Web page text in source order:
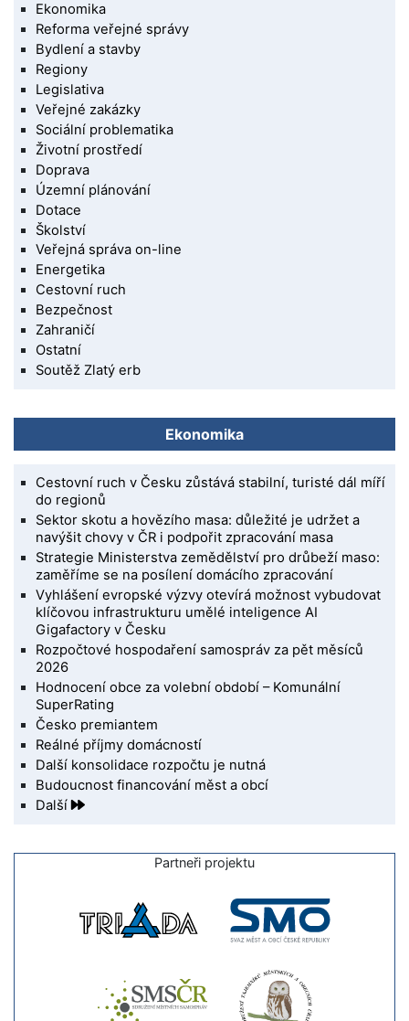
Ekonomika
Reforma veřejné správy
Bydlení a stavby
Regiony
Legislativa
Veřejné zakázky
Sociální problematika
Životní prostředí
Doprava
Územní plánování
Dotace
Školství
Veřejná správa on-line
Energetika
Cestovní ruch
Bezpečnost
Zahraničí
Ostatní
Soutěž Zlatý erb
Ekonomika
Cestovní ruch v Česku zůstává stabilní, turisté dál míří
do regionů
Sektor skotu a hovězího masa: důležité je udržet a
navýšit chovy v ČR i podpořit zpracování masa
Strategie Ministerstva zemědělství pro drůbeží maso:
zaměříme se na posílení domácího zpracování
Vyhlášení evropské výzvy otevírá možnost vybudovat
klíčovou infrastrukturu umělé inteligence AI
Gigafactory v Česku
Rozpočtové hospodaření samospráv za pět měsíců
2026
Hodnocení obce za volební období – Komunální
SuperRating
Česko premiantem
Reálné příjmy domácností
Další konsolidace rozpočtu je nutná
Budoucnost financování měst a obcí
Další
Partneři projektu